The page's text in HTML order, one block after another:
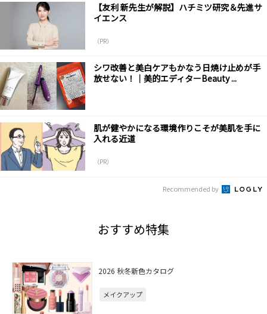
【友利 新先生が解説】ハチミツ研究＆先進サ
イエンス
（PR）
シワ改善と美白ケアもかなう日焼け止めが手
放せない！｜美的エディターBeauty ...
肌が健やかになる環境作りこそが美肌を手に
入れる近道
（PR）
Recommended by
おすすめ特集
2026 秋冬新色カタログ
メイクアップ